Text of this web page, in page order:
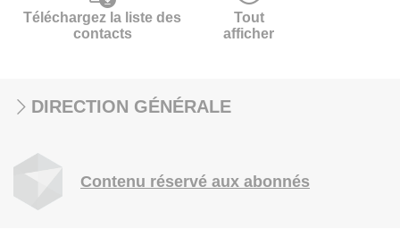
Téléchargez la liste des
contacts
Tout
afficher
DIRECTION GÉNÉRALE
Contenu réservé aux abonnés